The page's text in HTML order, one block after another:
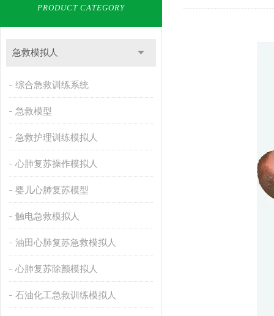
PRODUCT CATEGORY
急救模拟人
综合急救训练系统
急救模型
急救护理训练模拟人
心肺复苏操作模拟人
婴儿心肺复苏模型
触电急救模拟人
油田心肺复苏急救模拟人
心肺复苏除颤模拟人
石油化工急救训练模拟人